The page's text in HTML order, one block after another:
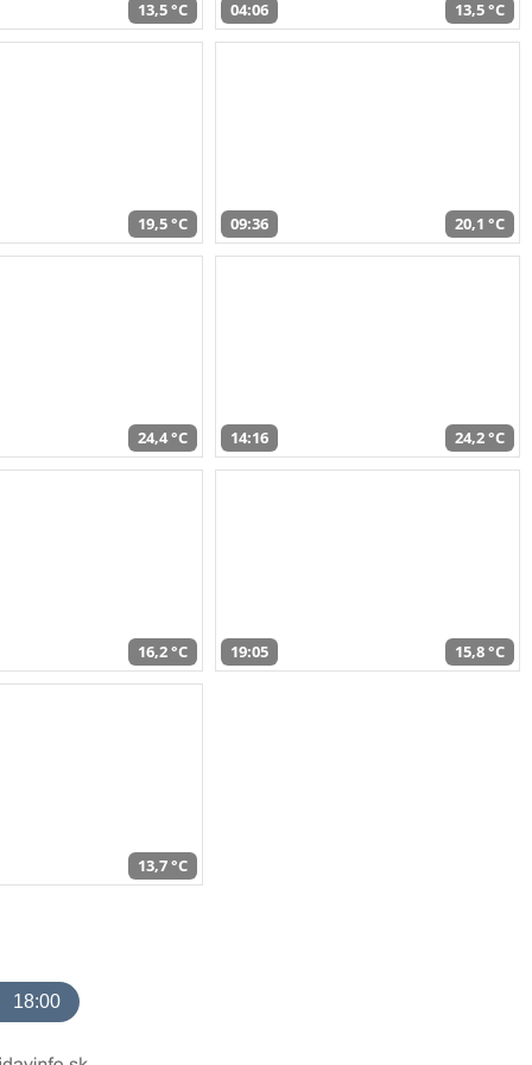
13,5 °C 04:06 13,5 °C
19,5 °C 09:36 20,1 °C
24,4 °C 14:16 24,2 °C
16,2 °C 19:05 15,8 °C
13,7 °C
18:00